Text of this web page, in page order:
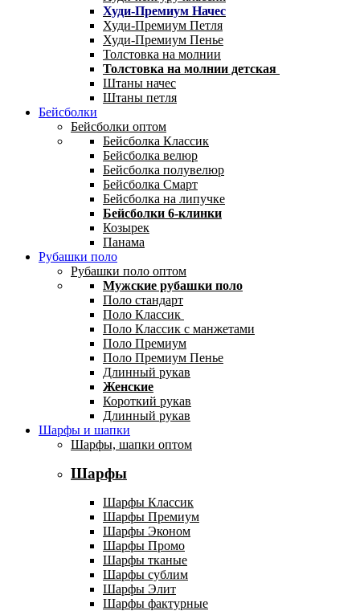
Худи-Премиум Начес
Худи-Премиум Петля
Худи-Премиум Пенье
Толстовка на молнии
Толстовка на молнии детская
Штаны начес
Штаны петля
Бейсболки
Бейсболки оптом
Бейсболка Классик
Бейсболка велюр
Бейсболка полувелюр
Бейсболка Смарт
Бейсболка на липучке
Бейсболки 6-клинки
Козырек
Панама
Рубашки поло
Рубашки поло оптом
Мужские рубашки поло
Поло стандарт
Поло Классик
Поло Классик с манжетами
Поло Премиум
Поло Премиум Пенье
Длинный рукав
Женские
Короткий рукав
Длинный рукав
Шарфы и шапки
Шарфы, шапки оптом
Шарфы
Шарфы Классик
Шарфы Премиум
Шарфы Эконом
Шарфы Промо
Шарфы тканые
Шарфы сублим
Шарфы Элит
Шарфы фактурные